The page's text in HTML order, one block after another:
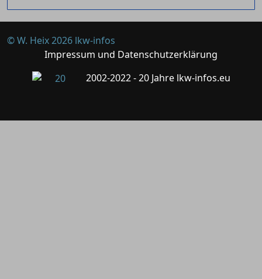
© W. Heix 2026 lkw-infos
Impressum und Datenschutzerklärung
2002-2022 - 20 Jahre lkw-infos.eu